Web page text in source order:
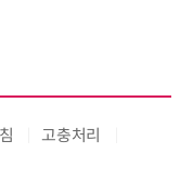
고충처리